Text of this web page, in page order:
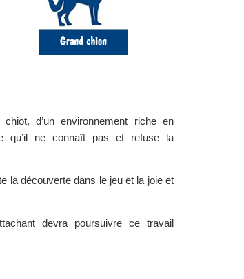
d’un environnement riche en
qu’il ne connaît pas et refuse la
la découverte dans le jeu et la joie et
devra poursuivre ce travail